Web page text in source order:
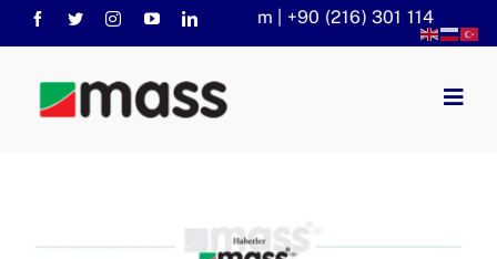
Skip
to
content
info@massaritma.com | +90 (216) 301 1140
Faaliyet Alanlarımız